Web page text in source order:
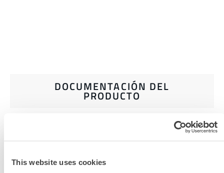
This website uses cookies
DOCUMENTACIÓN DEL
PRODUCTO
TABLA DE TALLAS